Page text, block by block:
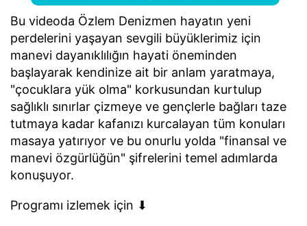
Bu videoda Özlem Denizmen hayatın yeni
perdelerini yaşayan sevgili büyüklerimiz için
manevi dayanıklılığın hayati öneminden
başlayarak kendinize ait bir anlam yaratmaya,
"çocuklara yük olma" korkusundan kurtulup
sağlıklı sınırlar çizmeye ve gençlerle bağları taze
tutmaya kadar kafanızı kurcalayan tüm konuları
masaya yatırıyor ve bu onurlu yolda "finansal ve
manevi özgürlüğün" şifrelerini temel adımlarda
konuşuyor.
Programı izlemek için ⬇︎